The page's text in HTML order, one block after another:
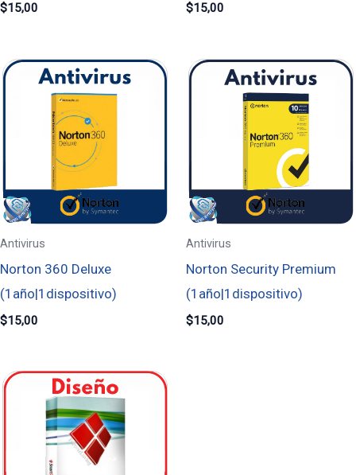
$15,00 $15,00
Antivirus
Norton 360 Deluxe
(1año|1dispositivo)
$15,00
Antivirus
Norton Security Premium
(1año|1dispositivo)
$15,00